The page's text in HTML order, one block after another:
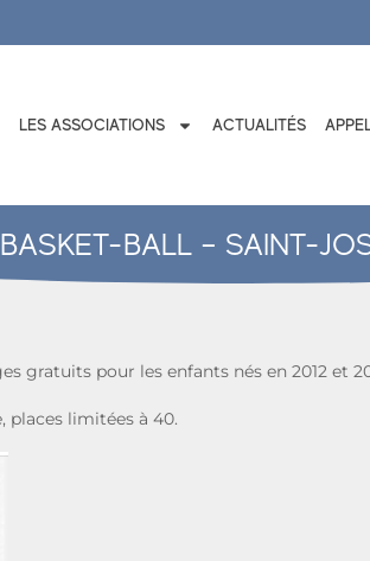
LES ASSOCIATIONS ACTUALITÉS
BALL – SAINT-
gratuits pour les enfants nés en 2012 et
places limitées à 40.